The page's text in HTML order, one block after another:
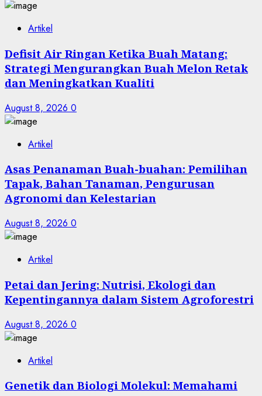
Artikel
Defisit Air Ringan Ketika Buah Matang:
Strategi Mengurangkan Buah Melon Retak
dan Meningkatkan Kualiti
August 8, 2026 0
Artikel
Asas Penanaman Buah-buahan: Pemilihan
Tapak, Bahan Tanaman, Pengurusan
Agronomi dan Kelestarian
August 8, 2026 0
Artikel
Petai dan Jering: Nutrisi, Ekologi dan
Kepentingannya dalam Sistem Agroforestri
August 8, 2026 0
Artikel
Genetik dan Biologi Molekul: Memahami